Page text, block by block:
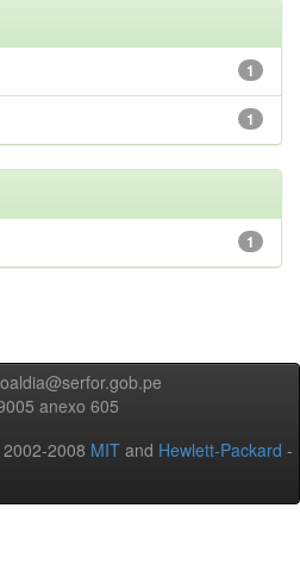
1
1
1
anexo 605
2008 MIT and Hewlett-Packard -